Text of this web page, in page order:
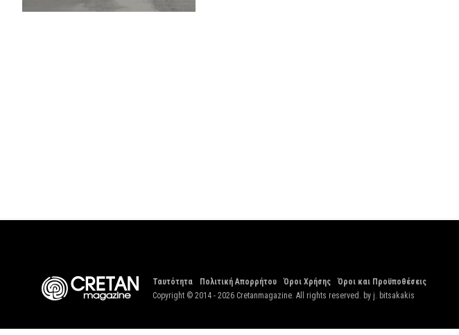
Ταυτότητα Πολιτική Απορρήτου Όροι Χρήσης
Όροι και Προϋποθέσεις
Copyright © 2014 - 2026 Cretanmagazine. All rights reserved. by j. bitsakakis